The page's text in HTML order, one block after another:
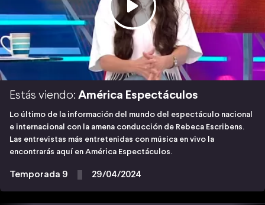
Estás viendo: América Espectáculos
Lo último de la información del mundo del espectáculo nacional
e internacional con la amena conducción de Rebeca Escribens.
Las entrevistas más entretenidas con música en vivo la
encontrarás aquí en América Espectáculos.
Temporada 9 29/04/2024